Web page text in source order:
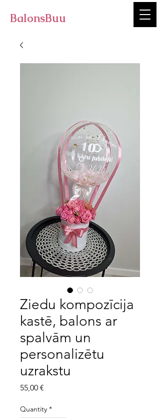
BalonsBuu
Ziedu kompozīcija
kastē, balons ar
spalvām un
personalizētu
uzrakstu
55,00 €
Quantity *